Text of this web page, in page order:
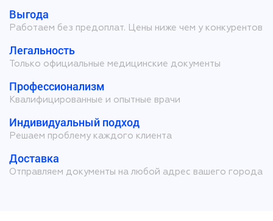
Выгода
Работаем без предоплат. Цены ниже чем у конкурентов
Легальность
Только официальные медицинские документы
Профессионализм
Квалифицированные и опытные врачи
Индивидуальный подход
Решаем проблему каждого клиента
Доставка
Отправляем документы на любой адрес вашего города